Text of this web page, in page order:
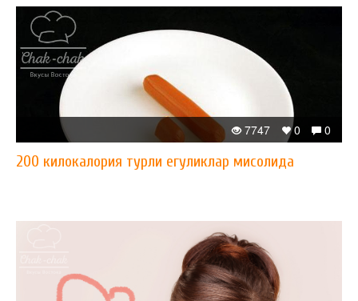
0
0
7747
200 килокалория турли егуликлар мисолида